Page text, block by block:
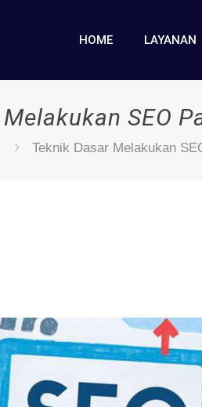
HOME LAYANAN
SEO
Teknik Dasar Melakukan